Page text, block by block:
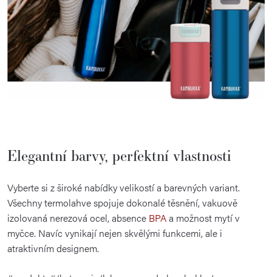
Elegantní barvy, perfektní vlastnosti
Vyberte si z široké nabídky velikostí a barevných variant.
Všechny termolahve spojuje dokonalé těsnění, vakuově
izolovaná nerezová ocel, absence BPAa možnost mytí v
myčce. Navíc vynikají nejen skvělými funkcemi, ale i
atraktivním designem.